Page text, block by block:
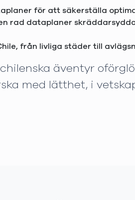
för att säkerställa
rad dataplaner
från livliga städer till
äventyr
med lätthet, i